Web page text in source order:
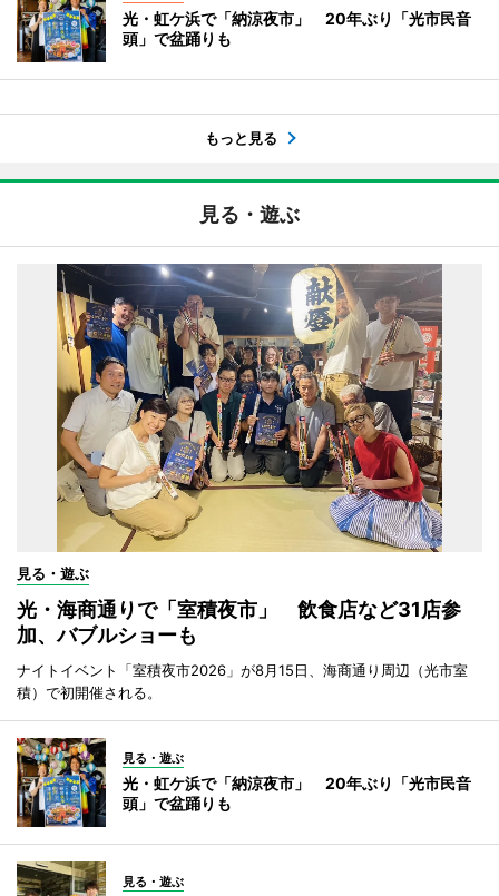
光・虹ケ浜で「納涼夜市」 20年ぶり「光市民音
頭」で盆踊りも
もっと見る
見る・遊ぶ
見る・遊ぶ
光・海商通りで「室積夜市」 飲食店など31店参
加、バブルショーも
ナイトイベント「室積夜市2026」が8月15日、海商通り周辺（光市室
積）で初開催される。
見る・遊ぶ
光・虹ケ浜で「納涼夜市」 20年ぶり「光市民音
頭」で盆踊りも
見る・遊ぶ